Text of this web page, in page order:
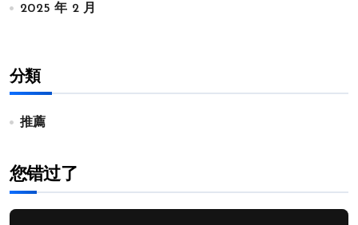
2025 年 2 月
分類
推薦
您错过了